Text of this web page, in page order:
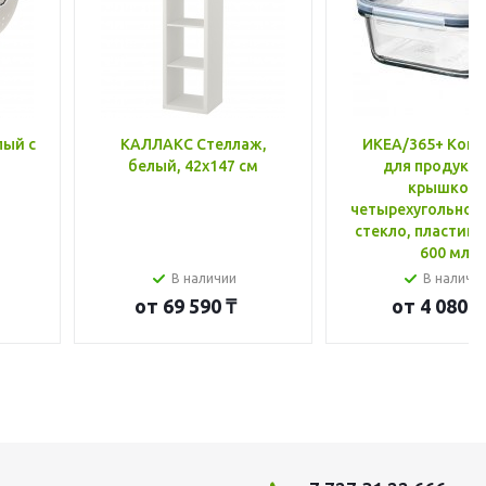
с
КАЛЛАКС Стеллаж,
белый, 42x147 см
В наличии
от 69 590 ₸
ИКЕА/365+
для
крышкой,
стекло, пластик
600 мл
В
от 4 080 ₸